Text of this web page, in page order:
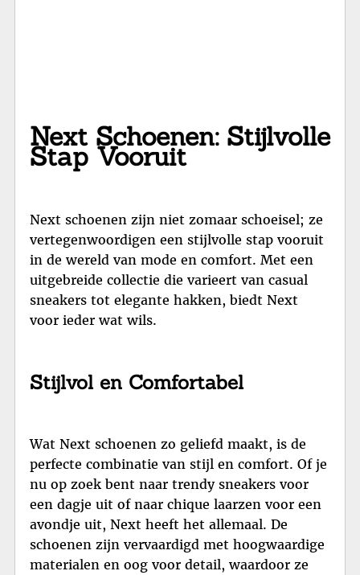
Next Schoenen: Stijlvolle
Stap Vooruit
Next schoenen zijn niet zomaar schoeisel; ze
vertegenwoordigen een stijlvolle stap vooruit
in de wereld van mode en comfort. Met een
uitgebreide collectie die varieert van casual
sneakers tot elegante hakken, biedt Next
voor ieder wat wils.
Stijlvol en Comfortabel
Wat Next schoenen zo geliefd maakt, is de
perfecte combinatie van stijl en comfort. Of je
nu op zoek bent naar trendy sneakers voor
een dagje uit of naar chique laarzen voor een
avondje uit, Next heeft het allemaal. De
schoenen zijn vervaardigd met hoogwaardige
materialen en oog voor detail, waardoor ze